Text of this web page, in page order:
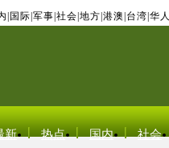
国际 军事 社会 地方 港澳 台湾 华人
新 热点 国内 社会